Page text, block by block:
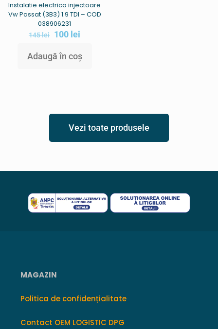
Instalatie electrica injectoare
Vw Passat (3B3) 1.9 TDI – COD
038906231
145lei 100 lei
Adaugă în coș
Vezi toate produsele
MAGAZIN
Politica de confidențialitate
Contact OEM LOGISTIC DPG